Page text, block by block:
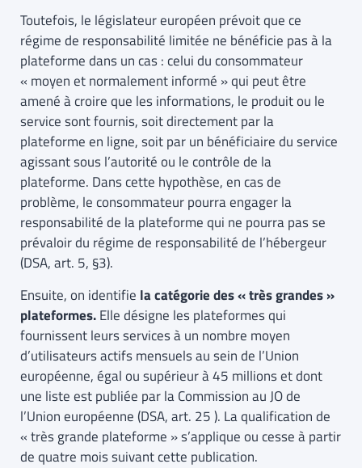
Toutefois, le législateur européen prévoit que ce
régime de responsabilité limitée ne bénéficie pas à la
plateforme dans un cas : celui du consommateur
« moyen et normalement informé » qui peut être
amené à croire que les informations, le produit ou le
service sont fournis, soit directement par la
plateforme en ligne, soit par un bénéficiaire du service
agissant sous l’autorité ou le contrôle de la
plateforme. Dans cette hypothèse, en cas de
problème, le consommateur pourra engager la
responsabilité de la plateforme qui ne pourra pas se
prévaloir du régime de responsabilité de l’hébergeur
(DSA, art. 5, §3).
Ensuite, on identifie la catégorie des « très grandes »
plateformes.Elle désigne les plateformes qui
fournissent leurs services à un nombre moyen
d’utilisateurs actifs mensuels au sein de l’Union
européenne, égal ou supérieur à 45 millions et dont
une liste est publiée par la Commission au JO de
l’Union européenne (DSA, art. 25 ). La qualification de
« très grande plateforme » s’applique ou cesse à partir
de quatre mois suivant cette publication.